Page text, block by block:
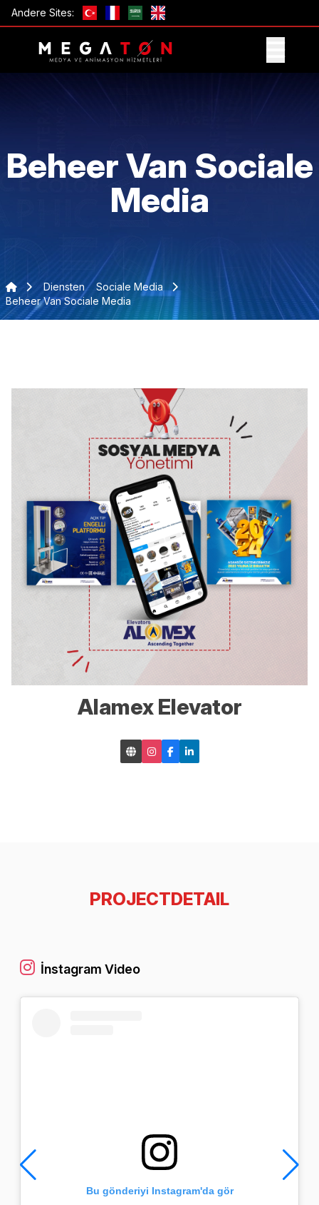
Andere Sites:
Beheer Van Sociale
Media
Diensten
Sociale Media
Beheer Van Sociale Media
Alamex Elevator
PROJECTDETAIL
İnstagram Video
Bu gönderiyi Instagram'da gör